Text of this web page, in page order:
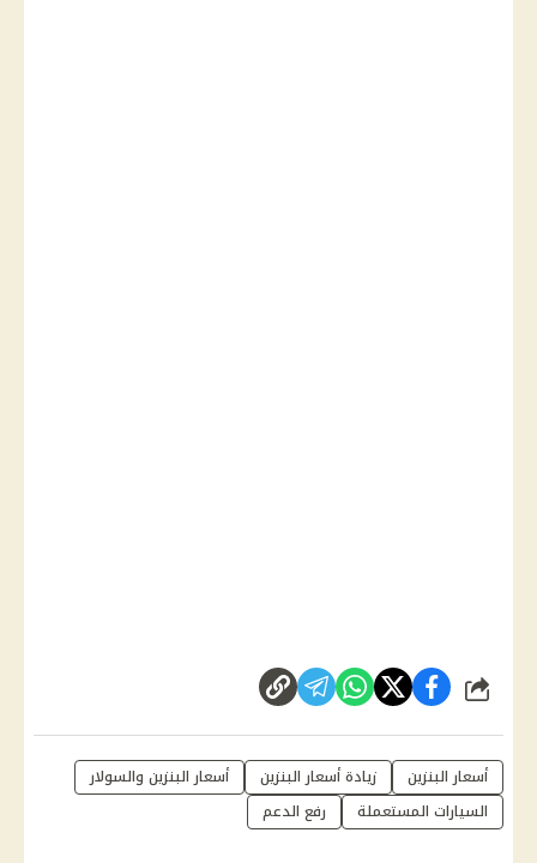
شارك
أسعار البنزين زيادة أسعار البنزين
أسعار البنزين والسولار
السيارات المستعملة
رفع الدعم